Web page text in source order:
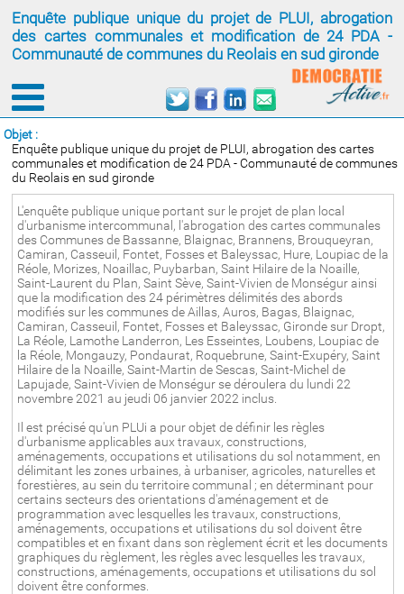
Enquête publique unique du projet de PLUI, abrogation
des cartes communales et modification de 24 PDA -
Communauté de communes du Reolais en sud gironde
Objet :
Enquête publique unique du projet de PLUI, abrogation des cartes
communales et modification de 24 PDA - Communauté de communes
du Reolais en sud gironde
L'enquête publique unique portant sur le projet de plan local
d'urbanisme intercommunal, l'abrogation des cartes communales
des Communes de Bassanne, Blaignac, Brannens, Brouqueyran,
Camiran, Casseuil, Fontet, Fosses et Baleyssac, Hure, Loupiac de la
Réole, Morizes, Noaillac, Puybarban, Saint Hilaire de la Noaille,
Saint-Laurent du Plan, Saint Sève, Saint-Vivien de Monségur ainsi
que la modification des 24 périmètres délimités des abords
modifiés sur les communes de Aillas, Auros, Bagas, Blaignac,
Camiran, Casseuil, Fontet, Fosses et Baleyssac, Gironde sur Dropt,
La Réole, Lamothe Landerron, Les Esseintes, Loubens, Loupiac de
la Réole, Mongauzy, Pondaurat, Roquebrune, Saint-Exupéry, Saint
Hilaire de la Noaille, Saint-Martin de Sescas, Saint-Michel de
Lapujade, Saint-Vivien de Monségur se déroulera du lundi 22
novembre 2021 au jeudi 06 janvier 2022 inclus.
Il est précisé qu'un PLUi a pour objet de définir les règles
d'urbanisme applicables aux travaux, constructions,
aménagements, occupations et utilisations du sol notamment, en
délimitant les zones urbaines, à urbaniser, agricoles, naturelles et
forestières, au sein du territoire communal ; en déterminant pour
certains secteurs des orientations d'aménagement et de
programmation avec lesquelles les travaux, constructions,
aménagements, occupations et utilisations du sol doivent être
compatibles et en fixant dans son règlement écrit et les documents
graphiques du règlement, les règles avec lesquelles les travaux,
constructions, aménagements, occupations et utilisations du sol
doivent être conformes.